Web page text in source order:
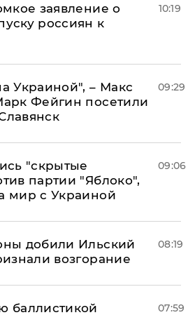
заявление о
россиян к
10:19
Украиной", – Макс
Фейгин посетили
09:29
"скрытые
партии "Яблоко",
мир с Украиной
09:06
добили Ильский
возгорание
08:19
баллистикой
07:59